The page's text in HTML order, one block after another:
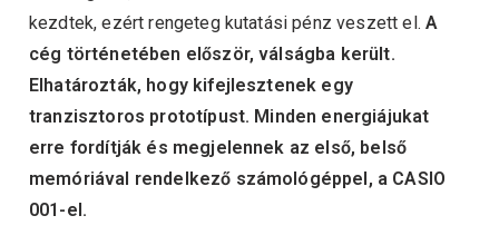
kezdtek, ezért rengeteg kutatási pénz veszett el.A
cég történetében először, válságba került.
Elhatározták, hogy kifejlesztenek egy
tranzisztoros prototípust. Minden energiájukat
erre fordítják és megjelennek az első, belső
memóriával rendelkező számológéppel, a CASIO
001-el.